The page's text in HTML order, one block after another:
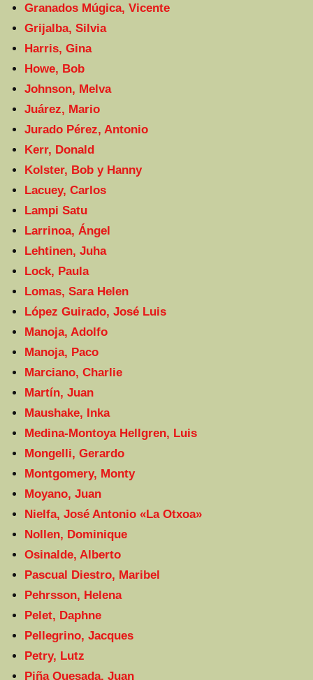
Granados Múgica, Vicente
Grijalba, Silvia
Harris, Gina
Howe, Bob
Johnson, Melva
Juárez, Mario
Jurado Pérez, Antonio
Kerr, Donald
Kolster, Bob y Hanny
Lacuey, Carlos
Lampi Satu
Larrinoa, Ángel
Lehtinen, Juha
Lock, Paula
Lomas, Sara Helen
López Guirado, José Luis
Manoja, Adolfo
Manoja, Paco
Marciano, Charlie
Martín, Juan
Maushake, Inka
Medina-Montoya Hellgren, Luis
Mongelli, Gerardo
Montgomery, Monty
Moyano, Juan
Nielfa, José Antonio «La Otxoa»
Nollen, Dominique
Osinalde, Alberto
Pascual Diestro, Maribel
Pehrsson, Helena
Pelet, Daphne
Pellegrino, Jacques
Petry, Lutz
Piña Quesada, Juan